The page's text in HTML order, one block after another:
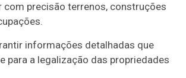
com precisão terrenos, construções
informações detalhadas que
para a legalização das propriedades